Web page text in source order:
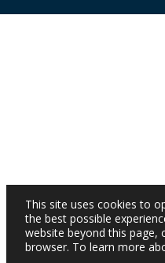
This site uses cookies to
the best possible
website beyond this page,
browser. To learn more